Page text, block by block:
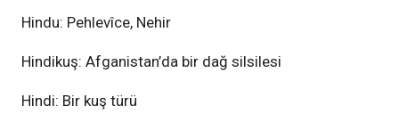
Hindu: Pehlevîce, Nehir
Hindikuş: Afganistan’da bir dağ silsilesi
Hindi: Bir kuş türü